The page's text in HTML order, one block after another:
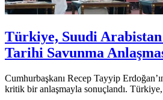
Türkiye, Suudi Arabistan
Tarihi Savunma
Cumhurbaşkanı Recep Tayyip
kritik bir anlaşmayla sonuçlandı.